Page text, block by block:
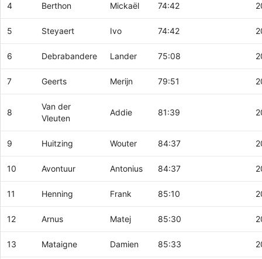
4 Berthon Mickaël 74:42
5 Steyaert Ivo 74:42
6 Debrabandere Lander 75:08
7 Geerts Merijn 79:51
8
Van der
Vleuten
Addie 81:39
9 Huitzing Wouter 84:37
10 Avontuur Antonius 84:37
11 Henning Frank 85:10
12 Arnus Matej 85:30
13 Mataigne Damien 85:33